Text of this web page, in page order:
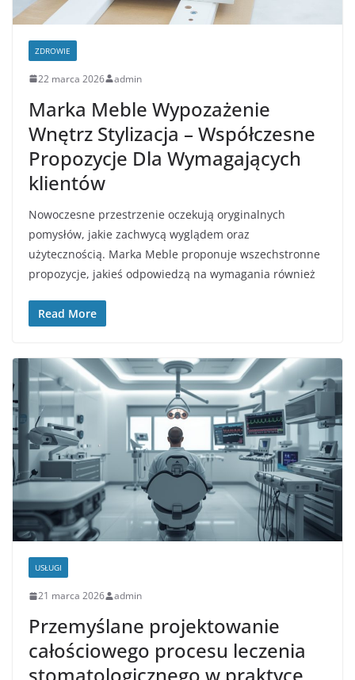
ZDROWIE
22 marca 2026 admin
Marka Meble Wypozażenie
Wnętrz Stylizacja – Współczesne
Propozycje Dla Wymagających
klientów
Nowoczesne przestrzenie oczekują oryginalnych
pomysłów, jakie zachwycą wyglądem oraz
użytecznością. Marka Meble proponuje wszechstronne
propozycje, jakieś odpowiedzą na wymagania również
Read More
USŁUGI
21 marca 2026 admin
Przemyślane projektowanie
całościowego procesu leczenia